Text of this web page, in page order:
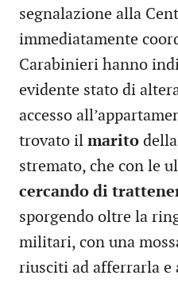
segnalazione alla
immediatamente
Carabinieri hanno
evidente stato di
accesso
trovato il marito
stremato, che con le
cercando di
sporgendo oltre la
militari, con una
riusciti ad afferrarla e